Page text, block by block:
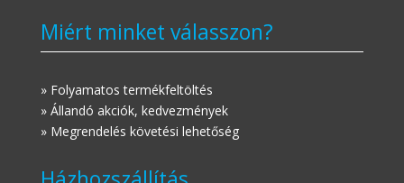
Miért minket válasszon?
» Folyamatos termékfeltöltés
» Állandó akciók, kedvezmények
» Megrendelés követési lehetőség